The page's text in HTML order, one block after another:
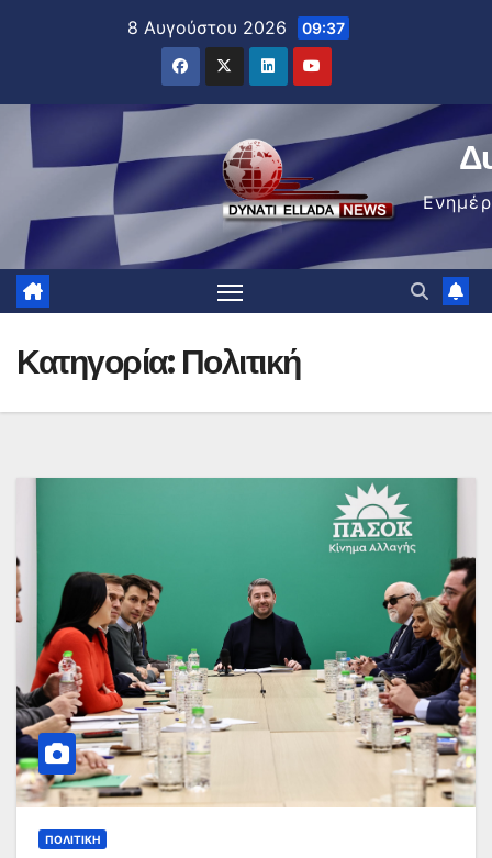
8 Αυγούστου 2026 09:37
Κατηγορία: Πολιτική
ΠΟΛΙΤΙΚΉ